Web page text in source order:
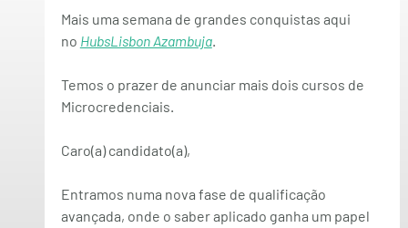
Mais uma semana de grandes conquistas aqui
no HubsLisbon Azambuja.
Temos o prazer de anunciar mais dois cursos de
Microcredenciais.
Caro(a) candidato(a),
Entramos numa nova fase de qualificação
avançada, onde o saber aplicado ganha um papel